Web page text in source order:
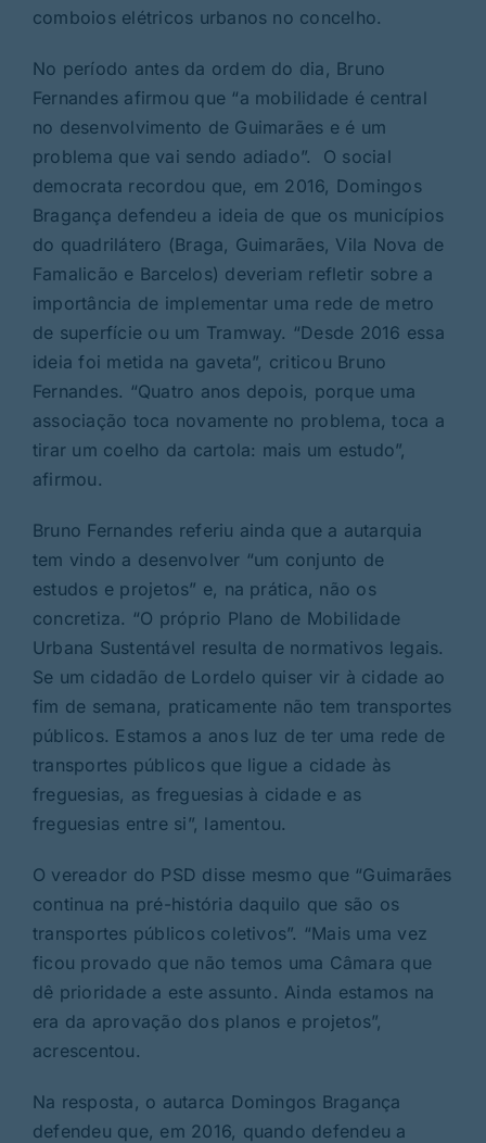
comboios elétricos urbanos no concelho.
No período antes da ordem do dia, Bruno
Fernandes afirmou que “a mobilidade é central
no desenvolvimento de Guimarães e é um
problema que vai sendo adiado”. O social
democrata recordou que, em 2016, Domingos
Bragança defendeu a ideia de que os municípios
do quadrilátero (Braga, Guimarães, Vila Nova de
Famalicão e Barcelos) deveriam refletir sobre a
importância de implementar uma rede de metro
de superfície ou um Tramway. “Desde 2016 essa
ideia foi metida na gaveta”, criticou Bruno
Fernandes. “Quatro anos depois, porque uma
associação toca novamente no problema, toca a
tirar um coelho da cartola: mais um estudo”,
afirmou.
Bruno Fernandes referiu ainda que a autarquia
tem vindo a desenvolver “um conjunto de
estudos e projetos” e, na prática, não os
concretiza. “O próprio Plano de Mobilidade
Urbana Sustentável resulta de normativos legais.
Se um cidadão de Lordelo quiser vir à cidade ao
fim de semana, praticamente não tem transportes
públicos. Estamos a anos luz de ter uma rede de
transportes públicos que ligue a cidade às
freguesias, as freguesias à cidade e as
freguesias entre si”, lamentou.
O vereador do PSD disse mesmo que “Guimarães
continua na pré-história daquilo que são os
transportes públicos coletivos”. “Mais uma vez
ficou provado que não temos uma Câmara que
dê prioridade a este assunto. Ainda estamos na
era da aprovação dos planos e projetos”,
acrescentou.
Na resposta, o autarca Domingos Bragança
defendeu que, em 2016, quando defendeu a